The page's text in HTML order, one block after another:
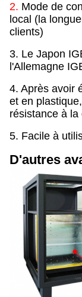
2. Mode de
local (la
clients)
3. Le Japon
l'Allemagne
4. Après avoir
et en
résistance à la
5. Facile à
D'autres